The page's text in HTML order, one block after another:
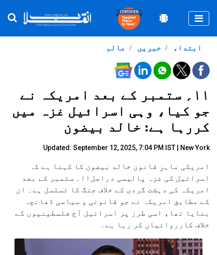
عالم خبریں ابتداء
۱۱؍ ستمبر کے بعد امریکہ نے
جو کیا، وہی اسرائیل غزہ میں
کررہا ہے: خالد بیضون
Updated: September 12, 2025, 7:04 PM IST | New York
امریکی ماہرِ قانون خالد بیضون کا کہنا ہے کہ
اسرائیل کی غزہ پالیسی دراصل۱۱؍ ستمبر کے بعد
امریکہ کی دہشت گردی کے خلاف جنگ کا تسلسل ہے۔ ان
کے مطابق امریکہ نے جو قانونی و سیاسی ڈھانچہ
بنایا تھا، اسی طرز پر اسرائیل آج فلسطینیوں کے
خلاف کارروائیاں کر رہا ہے۔